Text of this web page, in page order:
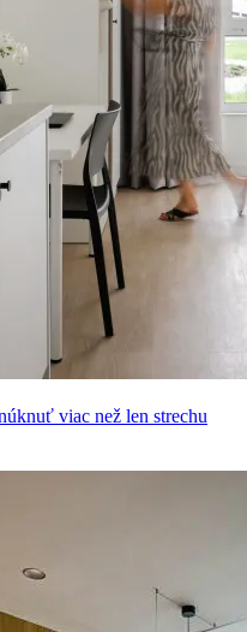
viac než len strechu